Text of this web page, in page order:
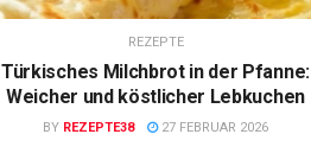
REZEPTE
Türkisches Milchbrot in der Pfanne:
Weicher und köstlicher Lebkuchen
BY REZEPTE38 27 FEBRUAR 2026